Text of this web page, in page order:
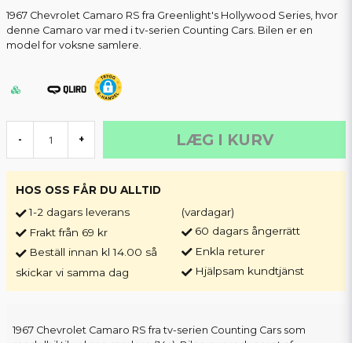
1967 Chevrolet Camaro RS fra Greenlight's Hollywood Series, hvor
denne Camaro var med i tv-serien Counting Cars. Bilen er en
model for voksne samlere.
- + LÆG I KURV
HOS OSS FÅR DU ALLTID
1-2 dagars leverans
Frakt från 69 kr
Beställ innan kl 14.00 så
skickar vi samma dag
(vardagar)
60 dagars ångerrätt
Enkla returer
Hjälpsam kundtjänst
1967 Chevrolet Camaro RS fra tv-serien Counting Cars som